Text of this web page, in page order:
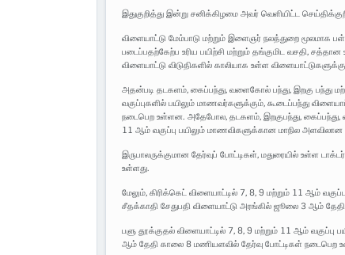
இதுகுறித்து இன்று சனிக்கிழமை அவர் வெளியிட்ட
விளையாட்டு மேம்பாடு மற்றும் இளைஞர் நலத்துறை மூலமாக
படைப்பதற்கேற்ப உரிய பயிற்சி மற்றும் தங்குமிட வசதி,
விளையாட்டு விடுதிகளில் காலியாக உள்ள
அதன்படி தடகளம், கைப்பந்து, வளைகோல் பந்து, இறகு பந்து
வகுப்புகளில் பயிலும் மாணவர்களுக்கும், கூடைப்பந்து
நடைபெற உள்ளன. அதேபோல, தடகளம், இறகுபந்து, கைப்பந்து,
11 ஆம் வகுப்பு பயிலும் மாணவிகளுக்கான மாநில
இருபாலருக்குமான தேர்வுப் போட்டிகள், மதுரையில் உள்ள
உள்ளது.
மேலும், கிரிக்கெட் விளையாட்டில் 7, 8, 9 மற்றும் 11 ஆம்
சீதக்காதி சேதுபதி விளையாட்டு அரங்கில் ஜூலை 3 ஆம்
பளு தூக்குதல் விளையாட்டில் 7, 8, 9 மற்றும் 11 ஆம்
ஆம் தேதி காலை 8 மணியளவில் தேர்வு போட்டிகள் நடைபெற